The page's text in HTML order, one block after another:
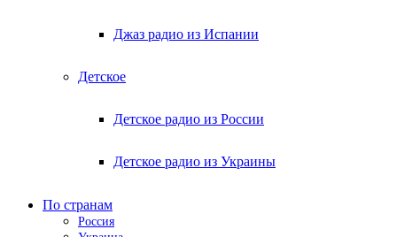
Джаз радио из Испании
Детское
Детское радио из России
Детское радио из Украины
По странам
Россия